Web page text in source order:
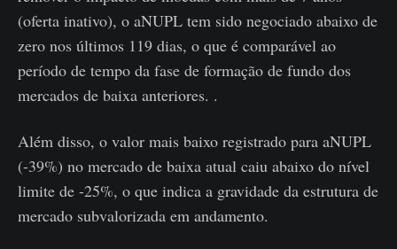
(oferta inativo), o aNUPL tem sido negociado abaixo de
zero nos últimos 119 dias, o que é comparável ao
período de tempo da fase de formação de fundo dos
mercados de baixa anteriores. .
Além disso, o valor mais baixo registrado para aNUPL
(-39%) no mercado de baixa atual caiu abaixo do nível
limite de -25%, o que indica a gravidade da estrutura de
mercado subvalorizada em andamento.